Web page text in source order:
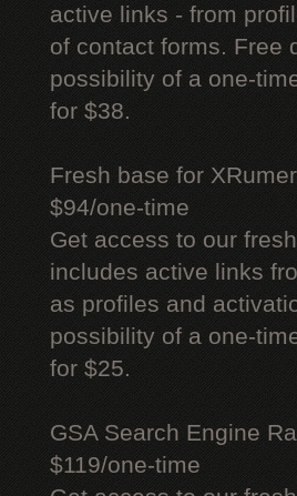
active links - from
of contact forms. Free
possibility of a one-
for $38.
Fresh base for XRumer
$94/one-time
Get access to our
includes active links
as profiles and
possibility of a one-
for $25.
GSA Search Engine
$119/one-time